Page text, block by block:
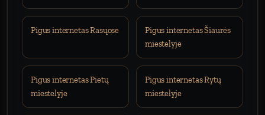
Pigus internetas Rasųose
Pigus internetas Šiaurės
miestelyje
Pigus internetas Pietų
miestelyje
Pigus internetas Rytų
miestelyje